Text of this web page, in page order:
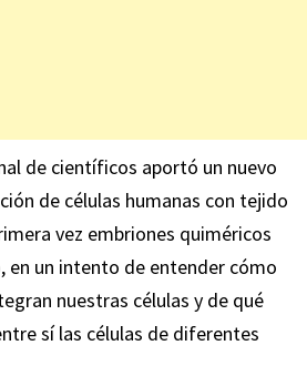
de científicos aportó un nuevo
de células humanas con tejido
vez embriones quiméricos
en un intento de entender cómo
nuestras células y de qué
sí las células de diferentes